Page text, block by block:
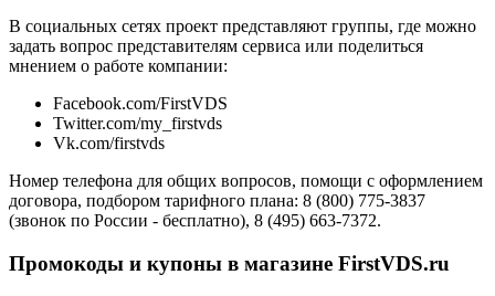
В социальных сетях проект представляют группы, где можно
задать вопрос представителям сервиса или поделиться
мнением о работе компании:
Facebook.com/FirstVDS
Twitter.com/my_firstvds
Vk.com/firstvds
Номер телефона для общих вопросов, помощи с оформлением
договора, подбором тарифного плана: 8 (800) 775-3837
(звонок по России - бесплатно), 8 (495) 663-7372.
Промокоды и купоны в магазине FirstVDS.ru